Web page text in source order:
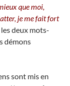
que moi,
je me fait fort
deux mots-
démons
sont mis en